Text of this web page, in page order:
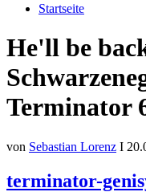
Startseite
He'll be
Terminator
von Sebastian Lorenz I
terminator-